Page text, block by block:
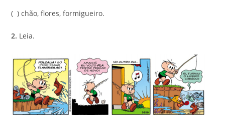
( ) chão, flores, formigueiro.
2. Leia.